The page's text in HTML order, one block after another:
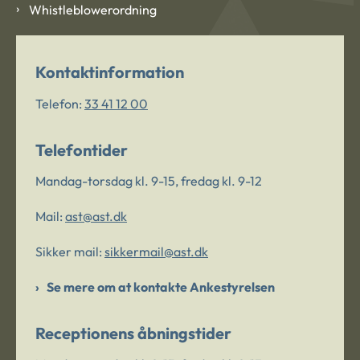
Whistleblowerordning
Kontaktinformation
Telefon: 33 41 12 00
Telefontider
Mandag-torsdag kl. 9-15, fredag kl. 9-12
Mail: ast@ast.dk
Sikker mail: sikkermail@ast.dk
Se mere om at kontakte Ankestyrelsen
Receptionens åbningstider